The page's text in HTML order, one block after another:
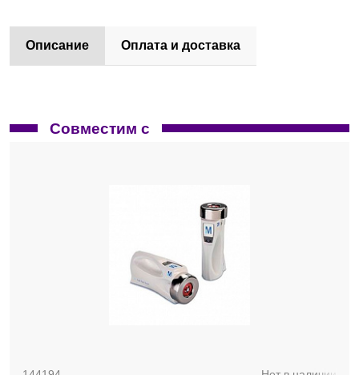
Описание Оплата и доставка
Совместим с